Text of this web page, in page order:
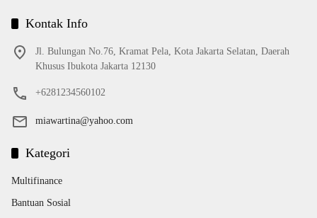
Kontak Info
Jl. Bulungan No.76, Kramat Pela, Kota Jakarta Selatan, Daerah
Khusus Ibukota Jakarta 12130
+6281234560102
miawartina@yahoo.com
Kategori
Multifinance
Bantuan Sosial